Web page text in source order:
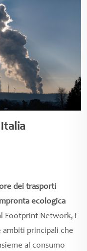
dei trasporti
ecologica
Footprint Network, i
principali che
al consumo